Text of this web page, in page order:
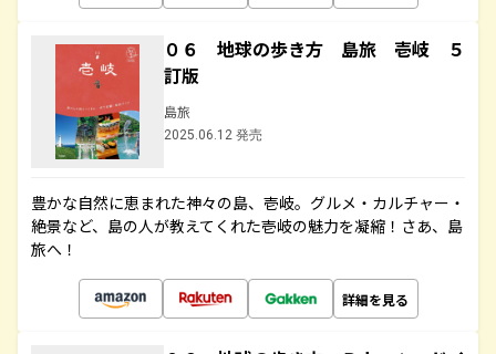
０６ 地球の歩き方 島旅 壱岐 ５
訂版
島旅
2025.06.12 発売
豊かな自然に恵まれた神々の島、壱岐。グルメ・カルチャー・
絶景など、島の人が教えてくれた壱岐の魅力を凝縮！さあ、島
旅へ！
詳細を見る